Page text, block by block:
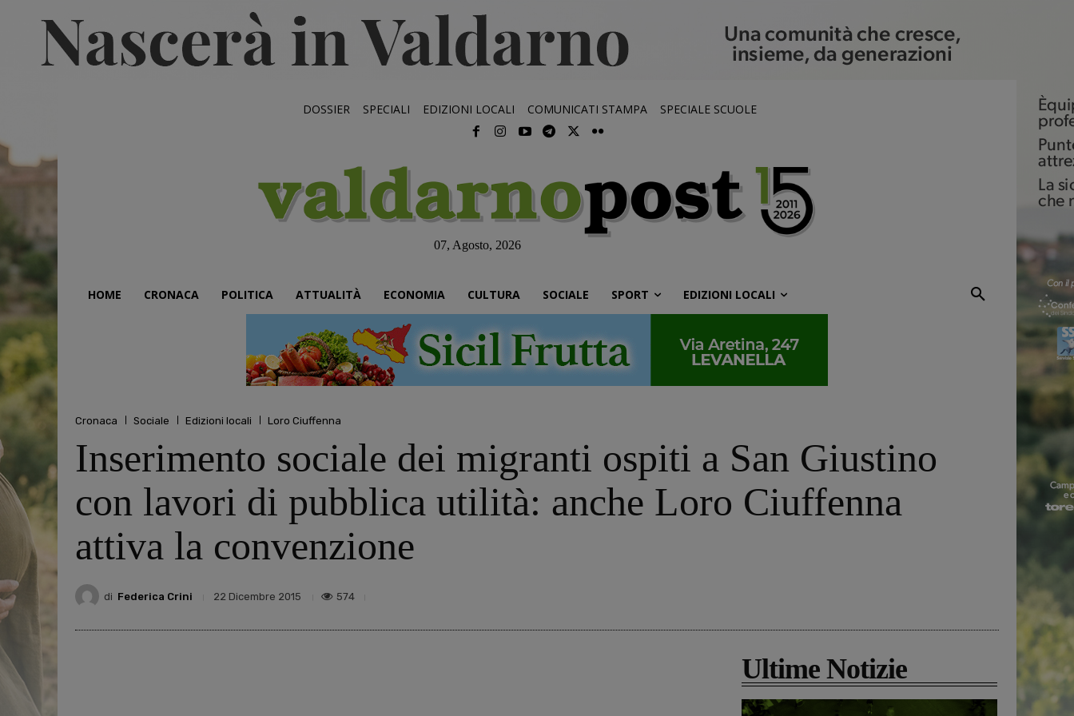
DOSSIER SPECIALI EDIZIONI LOCALI COMUNICATI STAMPA SPECIALE SCUOLE
07, Agosto, 2026
HOME CRONACA POLITICA ATTUALITÀ ECONOMIA CULTURA SOCIALE SPORT EDIZIONI LOCALI
Cronaca Sociale Edizioni locali Loro Ciuffenna
Inserimento sociale dei migranti ospiti a San Giustino
con lavori di pubblica utilità: anche Loro Ciuffenna
attiva la convenzione
di Federica Crini 22 Dicembre 2015 574
Ultime Notizie